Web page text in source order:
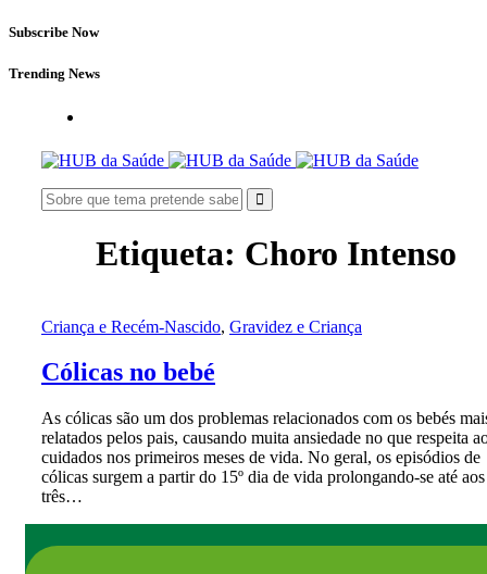
Subscribe Now
Trending News
Etiqueta: Choro Intenso
Criança e Recém-Nascido, Gravidez e Criança
Cólicas no bebé
As cólicas são um dos problemas relacionados com os bebés
relatados pelos pais, causando muita ansiedade no que respeita
cuidados nos primeiros meses de vida. No geral, os episódios de
cólicas surgem a partir do 15º dia de vida prolongando-se até aos
três…